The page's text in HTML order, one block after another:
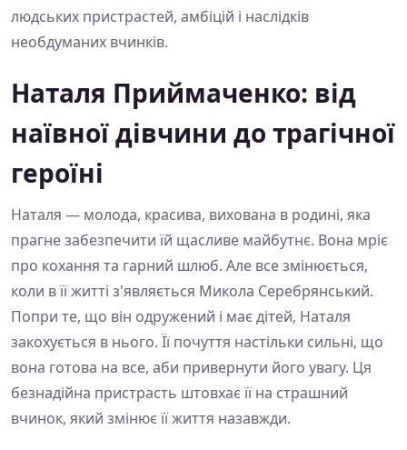
людських пристрастей, амбіцій і наслідків
необдуманих вчинків.
Наталя Приймаченко: від
наївної дівчини до трагічної
героїні
Наталя — молода, красива, вихована в родині, яка
прагне забезпечити їй щасливе майбутнє. Вона мріє
про кохання та гарний шлюб. Але все змінюється,
коли в її житті з'являється Микола Серебрянський.
Попри те, що він одружений і має дітей, Наталя
закохується в нього. Її почуття настільки сильні, що
вона готова на все, аби привернути його увагу. Ця
безнадійна пристрасть штовхає її на страшний
вчинок, який змінює її життя назавжди.